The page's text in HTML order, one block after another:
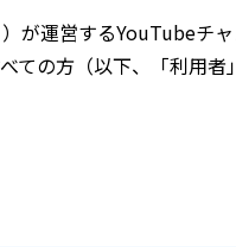
が運営するYouTubeチ
の方（以下、「利用